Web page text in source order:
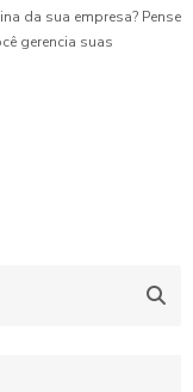
da sua empresa? Pense
gerencia suas